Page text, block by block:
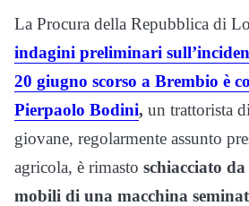
La Procura della Repubblica di
indagini preliminari
20 giugno scorso a Brembio è
Pierpaolo Bodini, un trattorista
giovane, regolarmente assunto
agricola, è rimasto schiacciato
mobili di una macchina